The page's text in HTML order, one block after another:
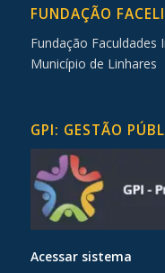
FUNDAÇÃO FACELI
Fundação Faculdades
Município de Linhares
GPI: GESTÃO
Acessar sistema